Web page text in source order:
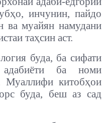
инчунин, пайдо
ва муайян намудани
таҳсин аст.
буда, ба сифати
ба номи
Муаллифи китобҳои
буда, беш аз сад